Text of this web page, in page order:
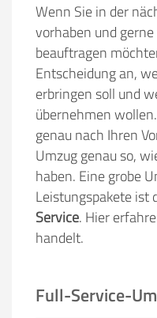
Wenn Sie in der
vorhaben und
beauftragen
Entscheidung an,
erbringen soll und
übernehmen
genau nach Ihren
Umzug genau so,
haben. Eine grobe
Leistungspakete ist
Service. Hier
handelt.
Full-Service-